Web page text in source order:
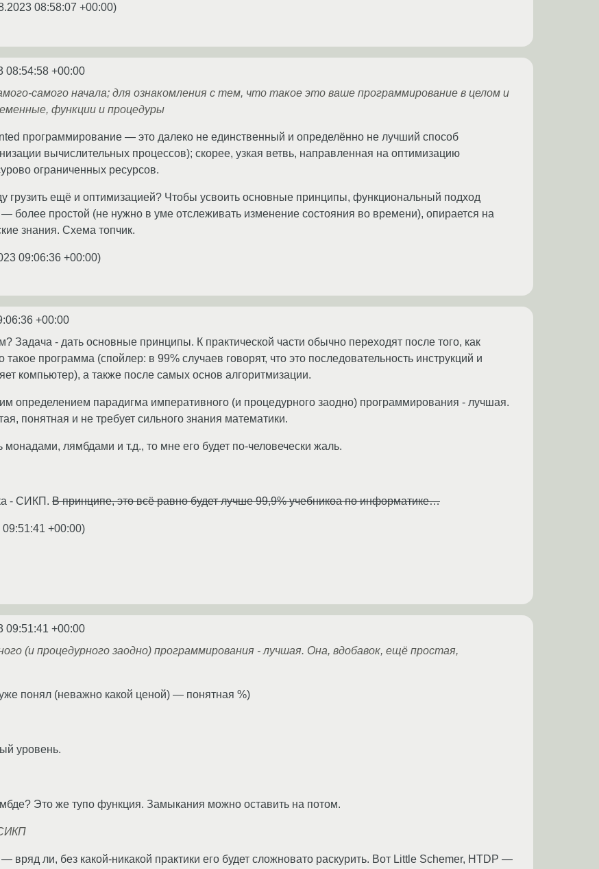
08:58:07 +00:00)
08:54:58 +00:00
самого начала; для ознакомления с тем, что такое это ваше программирование в целом и
функции и процедуры
программирование — это далеко не единственный и определённо не лучший способ
вычислительных процессов); скорее, узкая ветвь, направленная на оптимизацию
ограниченных ресурсов.
грузить ещё и оптимизацией? Чтобы усвоить основные принципы, функциональный подход
более простой (не нужно в уме отслеживать изменение состояния во времени), опирается на
знания. Схема топчик.
09:06:36 +00:00)
+00:00
Задача - дать основные принципы. К практической части обычно переходят после того, как
такое программа (спойлер: в 99% случаев говорят, что это последовательность инструкций и
компьютер), а также после самых основ алгоритмизации.
определением парадигма императивного (и процедурного заодно) программирования - лучшая.
понятная и не требует сильного знания математики.
монадами, лямбдами и т.д., то мне его будет по-человечески жаль.
- СИКП. В принципе, это всё равно будет лучше 99,9% учебникоа по информатике…
+00:00)
09:51:41 +00:00
(и процедурного заодно) программирования - лучшая. Она, вдобавок, ещё простая,
понял (неважно какой ценой) — понятная %)
уровень.
Это же тупо функция. Замыкания можно оставить на потом.
ли, без какой-никакой практики его будет сложновато раскурить. Вот Little Schemer, HTDP —